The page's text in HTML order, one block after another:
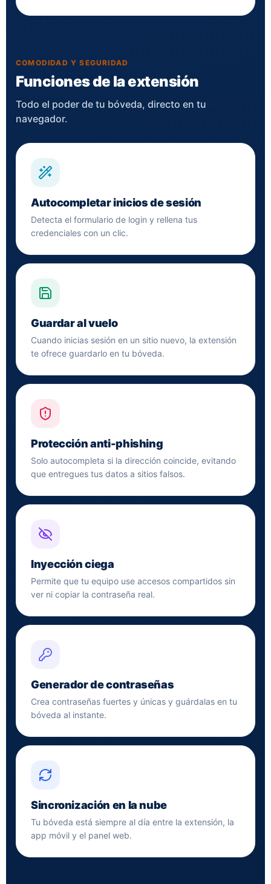
COMODIDAD Y SEGURIDAD
Funciones de la extensión
Todo el poder de tu bóveda, directo en tu
navegador.
Autocompletar inicios de sesión
Detecta el formulario de login y rellena tus
credenciales con un clic.
Guardar al vuelo
Cuando inicias sesión en un sitio nuevo, la extensión
te ofrece guardarlo en tu bóveda.
Protección anti-phishing
Solo autocompleta si la dirección coincide, evitando
que entregues tus datos a sitios falsos.
Inyección ciega
Permite que tu equipo use accesos compartidos sin
ver ni copiar la contraseña real.
Generador de contraseñas
Crea contraseñas fuertes y únicas y guárdalas en tu
bóveda al instante.
Sincronización en la nube
Tu bóveda está siempre al día entre la extensión, la
app móvil y el panel web.